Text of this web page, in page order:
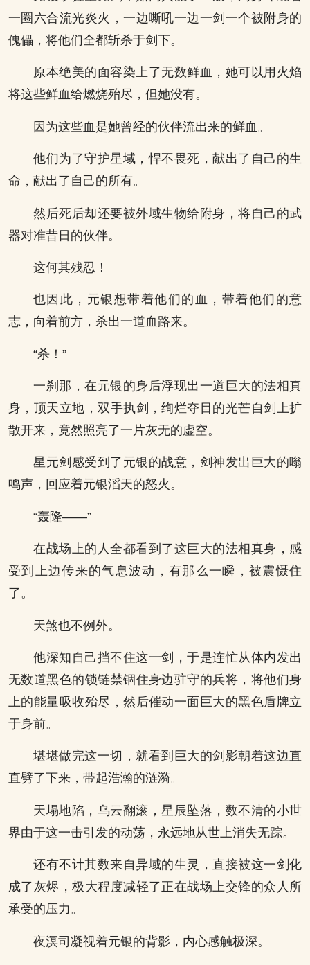
一圈六合流光炎火，一边嘶吼一边一剑一个被附身的
傀儡，将他们全都斩杀于剑下。
原本绝美的面容染上了无数鲜血，她可以用火焰
将这些鲜血给燃烧殆尽，但她没有。
因为这些血是她曾经的伙伴流出来的鲜血。
他们为了守护星域，悍不畏死，献出了自己的生
命，献出了自己的所有。
然后死后却还要被外域生物给附身，将自己的武
器对准昔日的伙伴。
这何其残忍！
也因此，元银想带着他们的血，带着他们的意
志，向着前方，杀出一道血路来。
“杀！”
一刹那，在元银的身后浮现出一道巨大的法相真
身，顶天立地，双手执剑，绚烂夺目的光芒自剑上扩
散开来，竟然照亮了一片灰无的虚空。
星元剑感受到了元银的战意，剑神发出巨大的嗡
鸣声，回应着元银滔天的怒火。
“轰隆——”
在战场上的人全都看到了这巨大的法相真身，感
受到上边传来的气息波动，有那么一瞬，被震慑住
了。
天煞也不例外。
他深知自己挡不住这一剑，于是连忙从体内发出
无数道黑色的锁链禁锢住身边驻守的兵将，将他们身
上的能量吸收殆尽，然后催动一面巨大的黑色盾牌立
于身前。
堪堪做完这一切，就看到巨大的剑影朝着这边直
直劈了下来，带起浩瀚的涟漪。
天塌地陷，乌云翻滚，星辰坠落，数不清的小世
界由于这一击引发的动荡，永远地从世上消失无踪。
还有不计其数来自异域的生灵，直接被这一剑化
成了灰烬，极大程度减轻了正在战场上交锋的众人所
承受的压力。
夜溟司凝视着元银的背影，内心感触极深。